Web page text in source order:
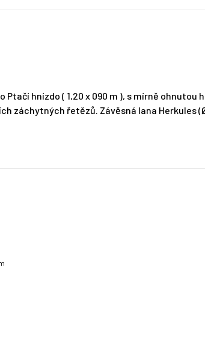
hnízdo ( 1,20 x 090 m ), s mírně
záchytných řetězů. Závěsná lana Herkules